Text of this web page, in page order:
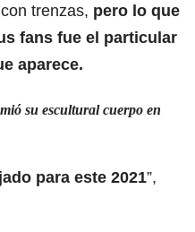
trenzas, pero lo que
fans fue el particular
aparece.
su escultural cuerpo en
para este 2021”,